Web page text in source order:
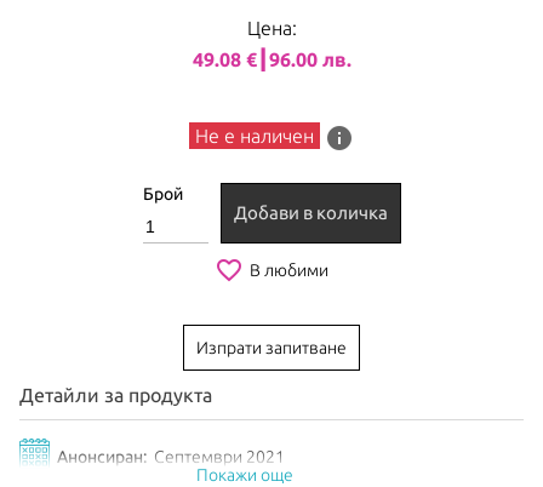
Цена:
49.08 €┃96.00 лв.
Не е наличен info
Брой
Добави в количка
favorite_border В любими
Изпрати запитване
Детайли за продукта
Анонсиран: Септември 2021
Покажи още